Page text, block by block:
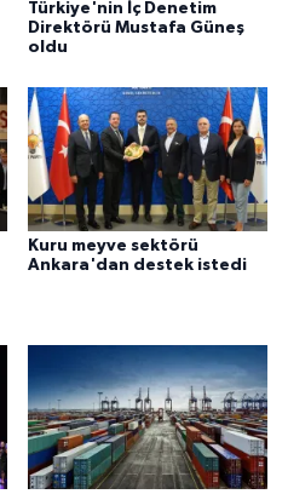
Türkiye'nin İç Denetim
Direktörü Mustafa Güneş
oldu
Kuru meyve sektörü
Ankara'dan destek istedi